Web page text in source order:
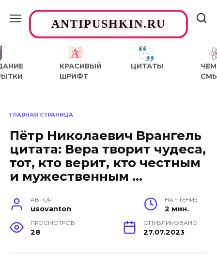
содержаниюANTIPUSHKIN.RU
КРАСИВЫЙ
ШРИФТ
ЦИТАТЫ
ЧЕМ
ГЛАВНАЯ СТРАНИЦА
Пётр Николаевич Врангель
цитата: Вера творит чудеса,
тот, кто верит, кто честным
и мужественным …
АВТОР
usovanton
НА ЧТЕНИЕ
2 мин.
ПРОСМОТРОВ
28
ОПУБЛИКОВАНО
27.07.2023